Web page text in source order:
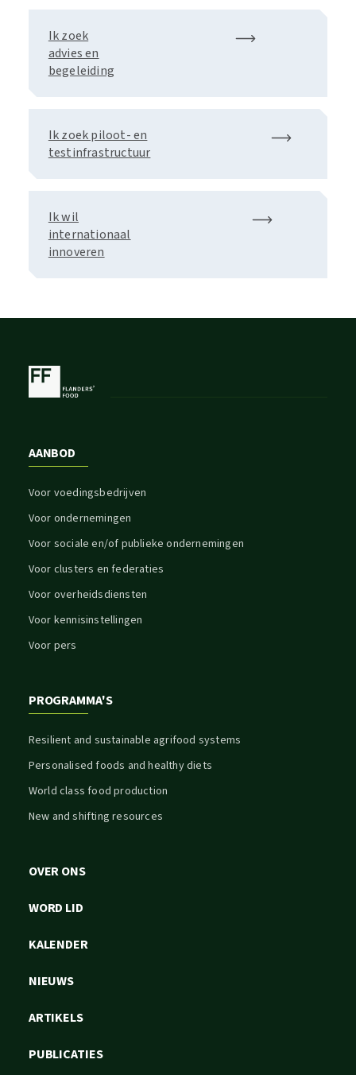
Ik zoek
advies en
begeleiding
Ik zoek piloot- en
testinfrastructuur
Ik wil
internationaal
innoveren
AANBOD
Voor voedingsbedrijven
Voor ondernemingen
Voor sociale en/of publieke ondernemingen
Voor clusters en federaties
Voor overheidsdiensten
Voor kennisinstellingen
Voor pers
PROGRAMMA'S
Resilient and sustainable agrifood systems
Personalised foods and healthy diets
World class food production
New and shifting resources
OVER ONS
WORD LID
KALENDER
NIEUWS
ARTIKELS
PUBLICATIES